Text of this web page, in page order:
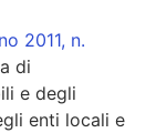
2011, n.
di
e degli
enti locali e